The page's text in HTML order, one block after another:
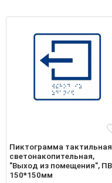
Пиктограмма тактильная
светонакопительная,
"Выход из помещения",
150*150мм